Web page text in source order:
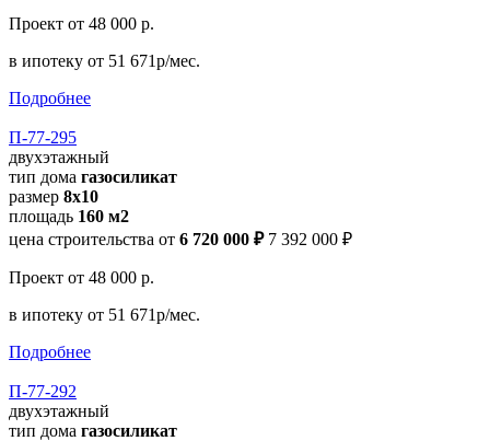
Проект от 48 000 р.
в ипотеку от 51 671р/мес.
Подробнее
П-77-295
двухэтажный
тип дома газосиликат
размер 8x10
площадь 160 м2
цена строительства от 6 720 000 ₽ 7 392 000 ₽
Проект от 48 000 р.
в ипотеку от 51 671р/мес.
Подробнее
П-77-292
двухэтажный
тип дома газосиликат